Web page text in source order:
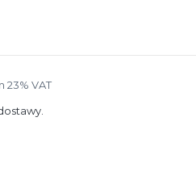
23% VAT
23% VAT